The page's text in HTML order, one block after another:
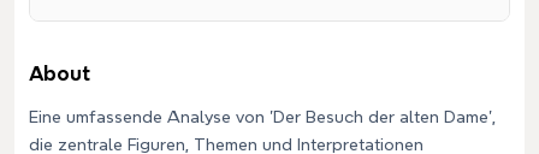
About
Eine umfassende Analyse von 'Der Besuch der alten Dame',
die zentrale Figuren, Themen und Interpretationen